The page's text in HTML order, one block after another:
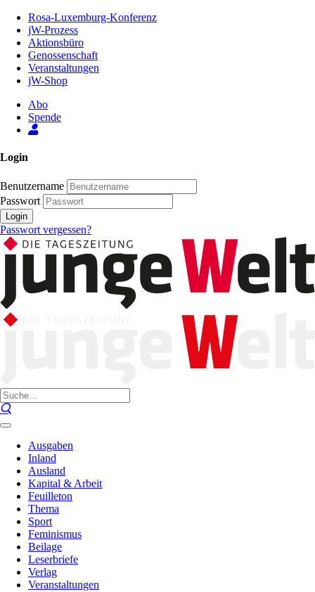
Inhalt
Seite
Rosa-Luxemburg-Konferenz
jW-Prozess
Aktionsbüro
Genossenschaft
Veranstaltungen
jW-Shop
Abo
Spende
Login
Benutzername
Passwort
Login
Passwort vergessen?
Ausgaben
Inland
Ausland
Kapital & Arbeit
Feuilleton
Thema
Sport
Feminismus
Beilage
Leserbriefe
Verlag
Veranstaltungen